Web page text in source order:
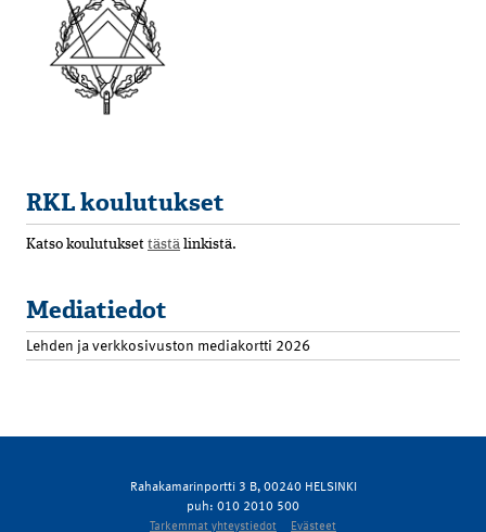
RKL koulutukset
Katso koulutukset tästä linkistä.
Mediatiedot
Lehden ja verkkosivuston mediakortti 2026
Rahakamarinportti 3 B, 00240 HELSINKI
puh: 010 2010 500
Tarkemmat yhteystiedot Evästeet